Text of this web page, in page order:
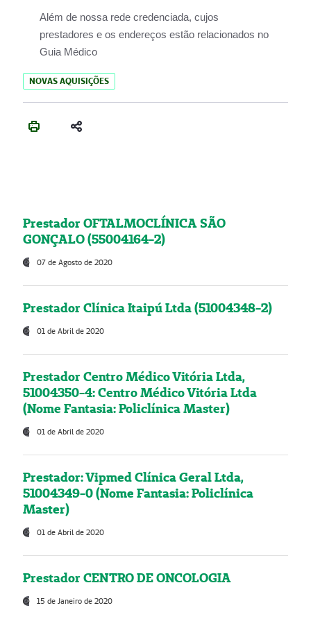
Além de nossa rede credenciada, cujos
prestadores e os endereços estão relacionados no
Guia Médico
NOVAS AQUISIÇÕES
Prestador OFTALMOCLÍNICA SÃO
GONÇALO (55004164-2)
07 de Agosto de 2020
Prestador Clínica Itaipú Ltda (51004348-2)
01 de Abril de 2020
Prestador Centro Médico Vitória Ltda,
51004350-4: Centro Médico Vitória Ltda
(Nome Fantasia: Policlínica Master)
01 de Abril de 2020
Prestador: Vipmed Clínica Geral Ltda,
51004349-0 (Nome Fantasia: Policlínica
Master)
01 de Abril de 2020
Prestador CENTRO DE ONCOLOGIA
15 de Janeiro de 2020